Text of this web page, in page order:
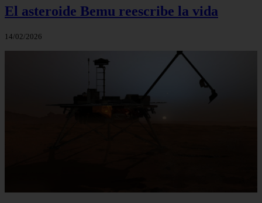
El asteroide Bemu reescribe la vida
14/02/2026